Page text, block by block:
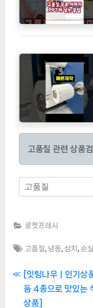
고품질 관련 상품
로켓프레시
Tags:
고품질 냉동 ,삼치 ,순
글
탐
P
r
e
[잇팅나우ㅣ인기상
둠 4종으로 맛있는
상품]